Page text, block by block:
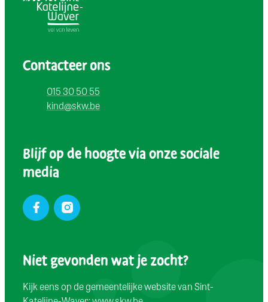
Contacteer ons
Adres015 30 50 55
E-mailkind@skw.be
Blijf op de hoogte via onze sociale
media
FacebookInstagram
Niet gevonden wat je zocht?
Kijk eens op de gemeentelijke website van Sint-